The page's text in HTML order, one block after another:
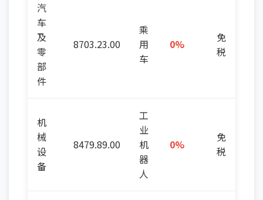
汽
车
及
零
部
件
8703.23.00
乘
用
车
0%
免
税
机
械
设
备
8479.89.00
工
业
机
器
人
0%
免
税